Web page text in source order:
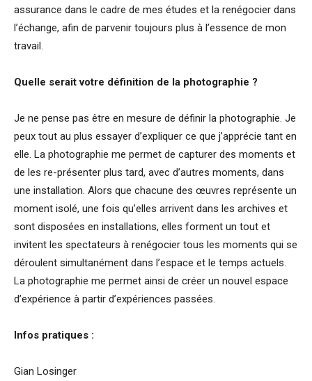
assurance dans le cadre de mes études et la renégocier dans
l’échange, afin de parvenir toujours plus à l’essence de mon
travail.
Quelle serait votre définition de la photographie ?
Je ne pense pas être en mesure de définir la photographie. Je
peux tout au plus essayer d’expliquer ce que j’apprécie tant en
elle. La photographie me permet de capturer des moments et
de les re-présenter plus tard, avec d’autres moments, dans
une installation. Alors que chacune des œuvres représente un
moment isolé, une fois qu’elles arrivent dans les archives et
sont disposées en installations, elles forment un tout et
invitent les spectateurs à renégocier tous les moments qui se
déroulent simultanément dans l’espace et le temps actuels.
La photographie me permet ainsi de créer un nouvel espace
d’expérience à partir d’expériences passées.
Infos pratiques :
Gian Losinger